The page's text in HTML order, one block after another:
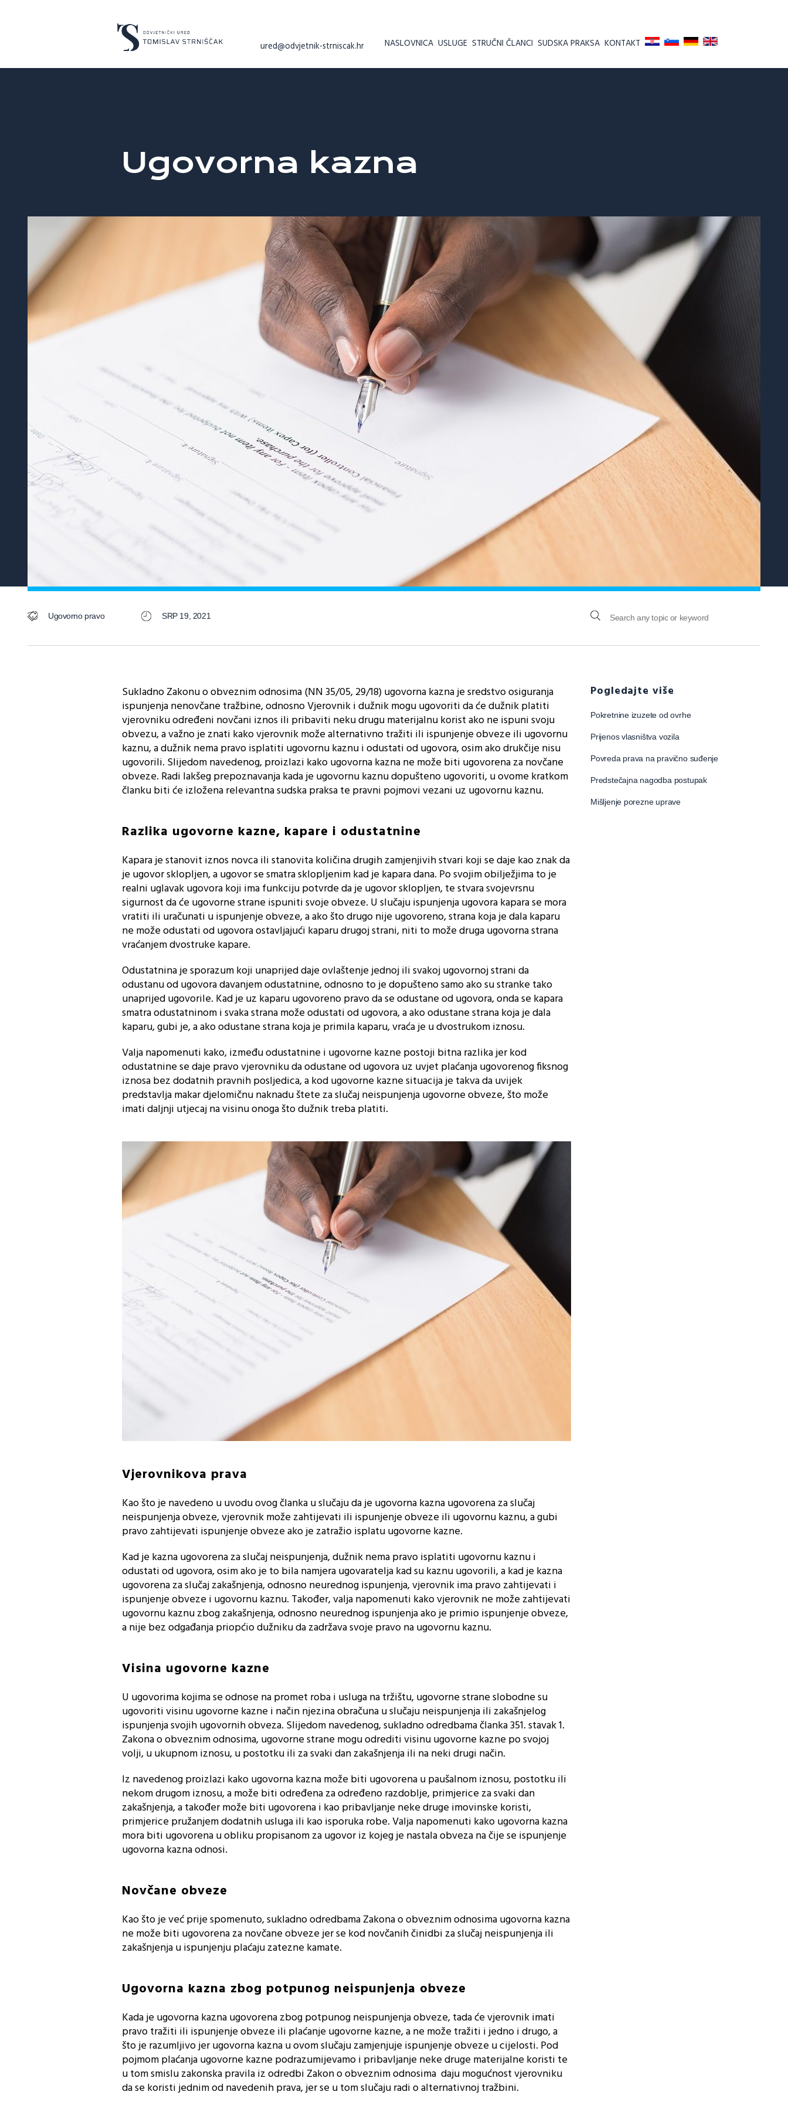
NASLOVNICA USLUGE STRUČNI ČLANCI SUDSKA PRAKSA KONTAKT
ured@odvjetnik-strniscak.hr
Ugovorna kazna
Ugovorno pravo SRP 19, 2021
Sukladno Zakonu o obveznim odnosima (NN 35/05, 29/18) ugovorna kazna je sredstvo osiguranja
ispunjenja nenovčane tražbine, odnosno Vjerovnik i dužnik mogu ugovoriti da će dužnik platiti
vjerovniku određeni novčani iznos ili pribaviti neku drugu materijalnu korist ako ne ispuni svoju
obvezu, a važno je znati kako vjerovnik može alternativno tražiti ili ispunjenje obveze ili ugovornu
kaznu, a dužnik nema pravo isplatiti ugovornu kaznu i odustati od ugovora, osim ako drukčije nisu
ugovorili. Slijedom navedenog, proizlazi kako ugovorna kazna ne može biti ugovorena za novčane
obveze. Radi lakšeg prepoznavanja kada je ugovornu kaznu dopušteno ugovoriti, u ovome kratkom
članku biti će izložena relevantna sudska praksa te pravni pojmovi vezani uz ugovornu kaznu.
Razlika ugovorne kazne, kapare i odustatnine
Kapara je stanovit iznos novca ili stanovita količina drugih zamjenjivih stvari koji se daje kao znak da
je ugovor sklopljen, a ugovor se smatra sklopljenim kad je kapara dana. Po svojim obilježjima to je
realni uglavak ugovora koji ima funkciju potvrde da je ugovor sklopljen, te stvara svojevrsnu
sigurnost da će ugovorne strane ispuniti svoje obveze. U slučaju ispunjenja ugovora kapara se mora
vratiti ili uračunati u ispunjenje obveze, a ako što drugo nije ugovoreno, strana koja je dala kaparu
ne može odustati od ugovora ostavljajući kaparu drugoj strani, niti to može druga ugovorna strana
vraćanjem dvostruke kapare.
Odustatnina je sporazum koji unaprijed daje ovlaštenje jednoj ili svakoj ugovornoj strani da
odustanu od ugovora davanjem odustatnine, odnosno to je dopušteno samo ako su stranke tako
unaprijed ugovorile. Kad je uz kaparu ugovoreno pravo da se odustane od ugovora, onda se kapara
smatra odustatninom i svaka strana može odustati od ugovora, a ako odustane strana koja je dala
kaparu, gubi je, a ako odustane strana koja je primila kaparu, vraća je u dvostrukom iznosu.
Valja napomenuti kako, između odustatnine i ugovorne kazne postoji bitna razlika jer kod
odustatnine se daje pravo vjerovniku da odustane od ugovora uz uvjet plaćanja ugovorenog fiksnog
iznosa bez dodatnih pravnih posljedica, a kod ugovorne kazne situacija je takva da uvijek
predstavlja makar djelomičnu naknadu štete za slučaj neispunjenja ugovorne obveze, što može
imati daljnji utjecaj na visinu onoga što dužnik treba platiti.
Vjerovnikova prava
Kao što je navedeno u uvodu ovog članka u slučaju da je ugovorna kazna ugovorena za slučaj
neispunjenja obveze, vjerovnik može zahtijevati ili ispunjenje obveze ili ugovornu kaznu, a gubi
pravo zahtijevati ispunjenje obveze ako je zatražio isplatu ugovorne kazne.
Kad je kazna ugovorena za slučaj neispunjenja, dužnik nema pravo isplatiti ugovornu kaznu i
odustati od ugovora, osim ako je to bila namjera ugovaratelja kad su kaznu ugovorili, a kad je kazna
ugovorena za slučaj zakašnjenja, odnosno neurednog ispunjenja, vjerovnik ima pravo zahtijevati i
ispunjenje obveze i ugovornu kaznu. Također, valja napomenuti kako vjerovnik ne može zahtijevati
ugovornu kaznu zbog zakašnjenja, odnosno neurednog ispunjenja ako je primio ispunjenje obveze,
a nije bez odgađanja priopćio dužniku da zadržava svoje pravo na ugovornu kaznu.
Visina ugovorne kazne
U ugovorima kojima se odnose na promet roba i usluga na tržištu, ugovorne strane slobodne su
ugovoriti visinu ugovorne kazne i način njezina obračuna u slučaju neispunjenja ili zakašnjelog
ispunjenja svojih ugovornih obveza. Slijedom navedenog, sukladno odredbama članka 351. stavak 1.
Zakona o obveznim odnosima, ugovorne strane mogu odrediti visinu ugovorne kazne po svojoj
volji, u ukupnom iznosu, u postotku ili za svaki dan zakašnjenja ili na neki drugi način.
Iz navedenog proizlazi kako ugovorna kazna može biti ugovorena u paušalnom iznosu, postotku ili
nekom drugom iznosu, a može biti određena za određeno razdoblje, primjerice za svaki dan
zakašnjenja, a također može biti ugovorena i kao pribavljanje neke druge imovinske koristi,
primjerice pružanjem dodatnih usluga ili kao isporuka robe. Valja napomenuti kako ugovorna kazna
mora biti ugovorena u obliku propisanom za ugovor iz kojeg je nastala obveza na čije se ispunjenje
ugovorna kazna odnosi.
Novčane obveze
Kao što je već prije spomenuto, sukladno odredbama Zakona o obveznim odnosima ugovorna kazna
ne može biti ugovorena za novčane obveze jer se kod novčanih činidbi za slučaj neispunjenja ili
zakašnjenja u ispunjenju plaćaju zatezne kamate.
Ugovorna kazna zbog potpunog neispunjenja obveze
Kada je ugovorna kazna ugovorena zbog potpunog neispunjenja obveze, tada će vjerovnik imati
pravo tražiti ili ispunjenje obveze ili plaćanje ugovorne kazne, a ne može tražiti i jedno i drugo, a
što je razumljivo jer ugovorna kazna u ovom slučaju zamjenjuje ispunjenje obveze u cijelosti. Pod
pojmom plaćanja ugovorne kazne podrazumijevamo i pribavljanje neke druge materijalne koristi te
u tom smislu zakonska pravila iz odredbi Zakon o obveznim odnosima daju mogućnost vjerovniku
da se koristi jednim od navedenih prava, jer se u tom slučaju radi o alternativnoj tražbini.
Pogledajte više
Pokretnine izuzete od ovrhe
Prijenos vlasništva vozila
Povreda prava na pravično suđenje
Predstečajna nagodba postupak
Mišljenje porezne uprave